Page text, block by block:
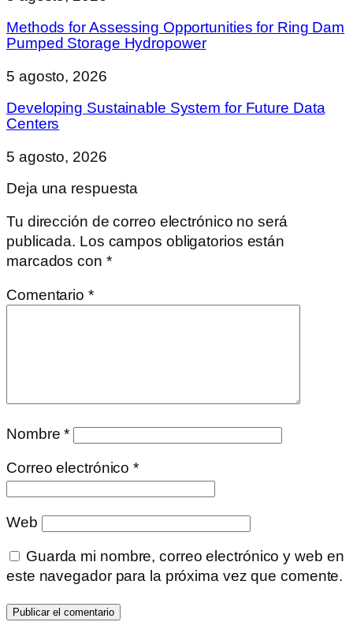
Methods for Assessing Opportunities for Ring Dam
Pumped Storage Hydropower
5 agosto, 2026
Developing Sustainable System for Future Data
Centers
5 agosto, 2026
Deja una respuesta
Tu dirección de correo electrónico no será
publicada. Los campos obligatorios están
marcados con *
Comentario *
Nombre*
Correo electrónico*
Web
Guarda mi nombre, correo electrónico y web en
este navegador para la próxima vez que comente.